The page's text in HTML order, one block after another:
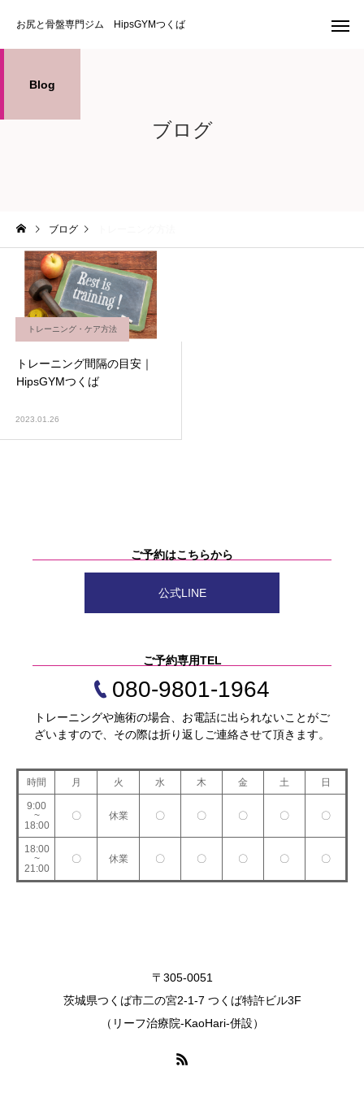
お尻と骨盤専門ジム HipsGYMつくば
ブログ
Blog
ブログ
トレーニング・ケア方法
トレーニング間隔の目安｜
HipsGYMつくば
2023.01.26
ご予約はこちらから
公式LINE
ご予約専用TEL
080-9801-1964
トレーニングや施術の場合、お電話に出られないことがご
ざいますので、その際は折り返しご連絡させて頂きます。
時間 月 火 水 木 金 土 日
9:00
~
18:00
〇 休業 〇 〇 〇 〇 〇
18:00
~
21:00
〇 休業 〇 〇 〇 〇 〇
〒305-0051
茨城県つくば市二の宮2-1-7 つくば特許ビル3F
（リーフ治療院-KaoHari-併設）